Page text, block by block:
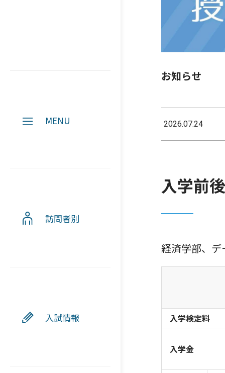
MENU
訪問者別
入試情報
お知らせ
2026.07.24
入学前
経済学部、
入学検定料
入学金